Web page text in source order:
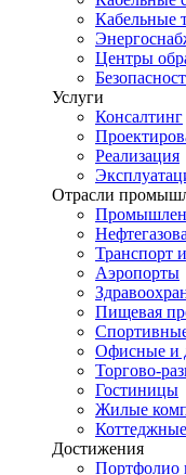
Кабельные
Центры
Услуги
Консалтинг
Реализация
Отрасли
Транспорт
Аэропорты
Пищевая
Офисные и
Торгово-
Гостиницы
Жилые
Достижения
Портфолио